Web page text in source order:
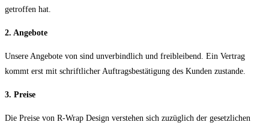
getroffen hat.
2. Angebote
Unsere Angebote von sind unverbindlich und freibleibend. Ein Vertrag
kommt erst mit schriftlicher Auftragsbestätigung des Kunden zustande.
3. Preise
Die Preise von R-Wrap Design verstehen sich zuzüglich der gesetzlichen